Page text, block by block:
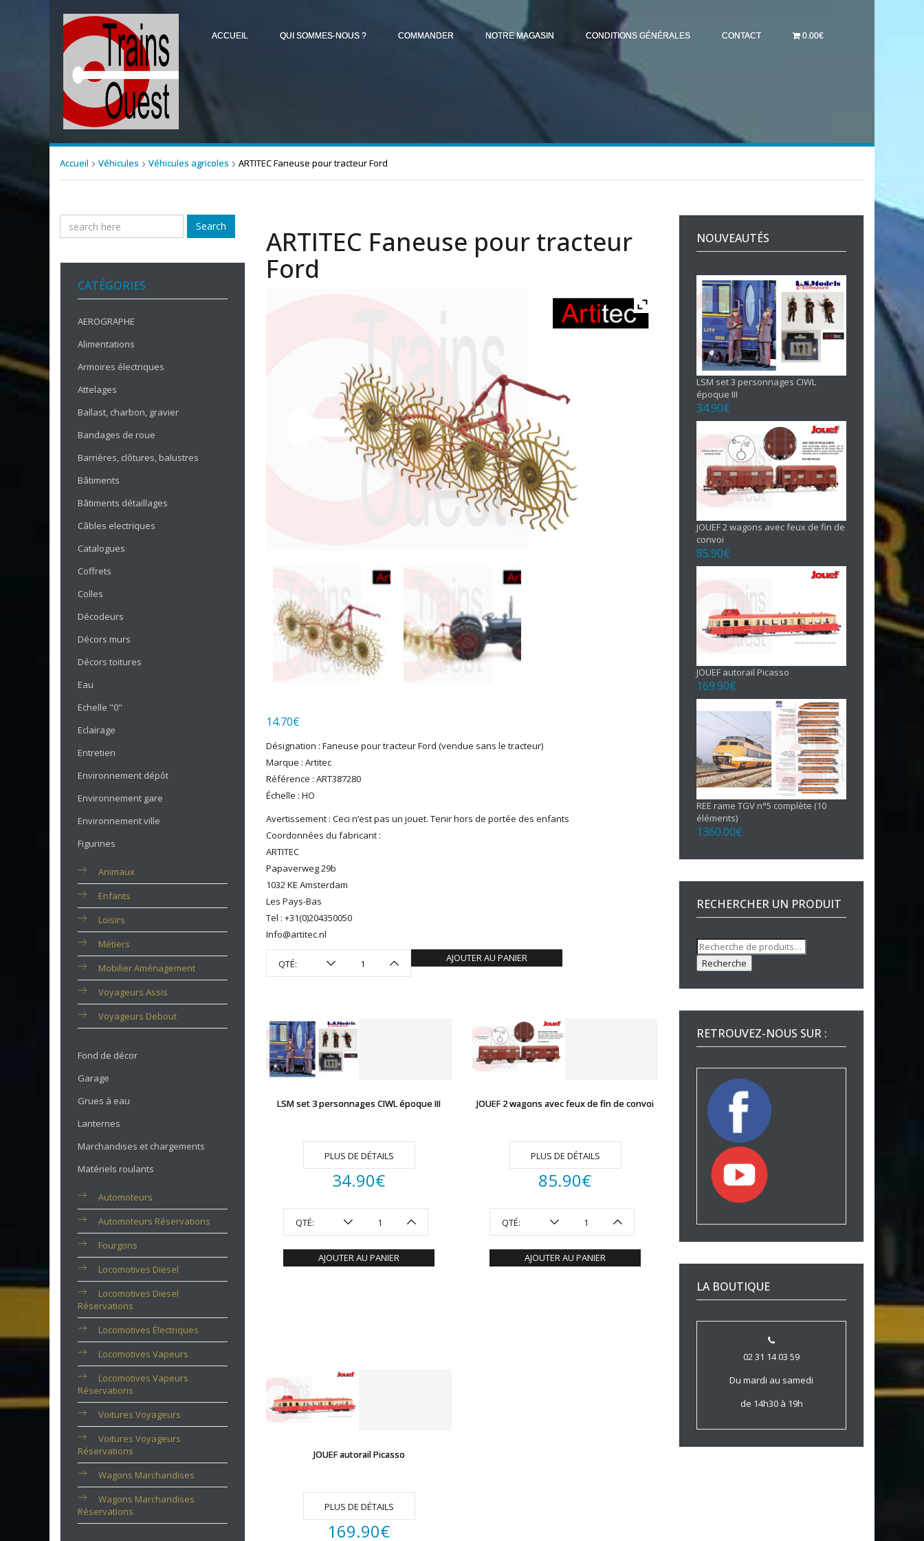
ACCUEIL QUI SOMMES-NOUS ? COMMANDER NOTRE MAGASIN CONDITIONS GÉNÉRALES CONTACT 0.00€
Accueil Véhicules Véhicules agricoles ARTITEC Faneuse pour tracteur Ford
Search
CATÉGORIES
AEROGRAPHE
Alimentations
Armoires électriques
Attelages
Ballast, charbon, gravier
Bandages de roue
Barrières, clôtures, balustres
Bâtiments
Bâtiments détaillages
Câbles electriques
Catalogues
Coffrets
Colles
Décodeurs
Décors murs
Décors toitures
Eau
Echelle "0"
Eclairage
Entretien
Environnement dépôt
Environnement gare
Environnement ville
Figurines
Animaux
Enfants
Loisirs
Métiers
Mobilier Aménagement
Voyageurs Assis
Voyageurs Debout
Fond de décor
Garage
Grues à eau
Lanternes
Marchandises et chargements
Matériels roulants
Automoteurs
Automoteurs Réservations
Fourgons
Locomotives Diesel
Locomotives Diesel
Réservations
Locomotives Électriques
Locomotives Vapeurs
Locomotives Vapeurs
Réservations
Voitures Voyageurs
Voitures Voyageurs
Réservations
Wagons Marchandises
Wagons Marchandises
Réservations
ARTITEC Faneuse pour tracteur
Ford
14.70€
Désignation : Faneuse pour tracteur Ford (vendue sans le tracteur)
Marque : Artitec
Référence : ART387280
Échelle : HO
Avertissement : Ceci n’est pas un jouet. Tenir hors de portée des enfants
Coordonnées du fabricant :
ARTITEC
Papaverweg 29b
1032 KE Amsterdam
Les Pays-Bas
Tel : +31(0)204350050
Info@artitec.nl
QTÉ: AJOUTER AU PANIER
LSM set 3 personnages CIWL époque III
PLUS DE DÉTAILS
34.90€
QTÉ:
AJOUTER AU PANIER
JOUEF 2 wagons avec feux de fin de convoi
PLUS DE DÉTAILS
85.90€
QTÉ:
AJOUTER AU PANIER
JOUEF autorail Picasso
PLUS DE DÉTAILS
169.90€
NOUVEAUTÉS
LSM set 3 personnages CIWL
époque III
34.90€
JOUEF 2 wagons avec feux de fin de
convoi
85.90€
JOUEF autorail Picasso
169.90€
REE rame TGV n°5 complète (10
éléments)
1360.00€
RECHERCHER UN PRODUIT
Recherche
pour :
Recherche
RETROUVEZ-NOUS SUR :
LA BOUTIQUE
02 31 14 03 59
Du mardi au samedi
de 14h30 à 19h